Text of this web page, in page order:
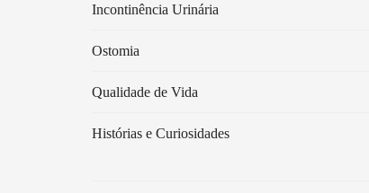
Incontinência Urinária
Ostomia
Qualidade de Vida
Histórias e Curiosidades